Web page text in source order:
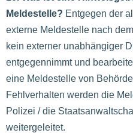
Meldestelle? Entgegen der
externe Meldestelle nach
kein externer unabhängiger
entgegennimmt und
eine Meldestelle von
Fehlverhalten werden die
Polizei / die
weitergeleitet.